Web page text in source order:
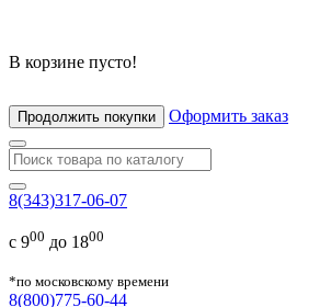
В корзине пусто!
Продолжить покупки Оформить заказ
8(343)317-06-07
с 900 до 1800
*по московскому времени
8(800)775-60-44